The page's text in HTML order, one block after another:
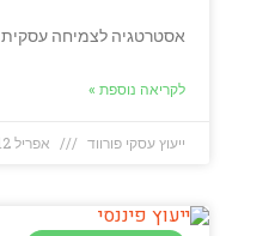
אסטרטגיה לצמיחה עסקית
לקריאה נוספת »
ייעוץ עסקי פורווד אפריל 12, 2022